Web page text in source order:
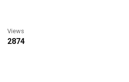
Views
2874